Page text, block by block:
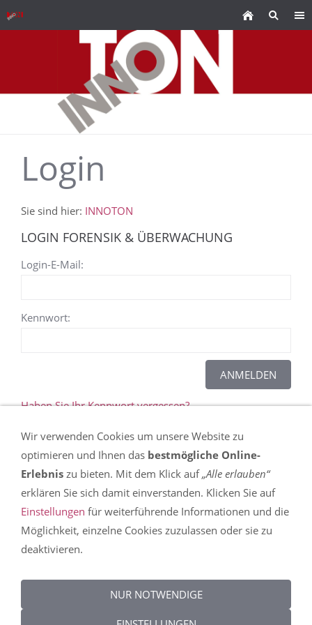
Login
Sie sind hier: INNOTON
LOGIN FORENSIK & ÜBERWACHUNG
Login-E-Mail:
Kennwort:
Haben Sie Ihr Kennwort vergessen?
da Sie der Speicherung der für die Darstellung
widersprochen haben. In
Nutzung von Cookies auf dieser Seite und können
Ihre Präferenzen detailliert anpassen.
DIESEN COOKIE ZULASSEN
Wir verwenden Cookies um unsere Website zu
optimieren und Ihnen das bestmögliche Online-
Erlebnis zu bieten. Mit dem Klick auf„Alle erlauben“
erklären Sie sich damit einverstanden. Klicken Sie auf
Einstellungen für weiterführende Informationen und die
Möglichkeit, einzelne Cookies zuzulassen oder sie zu
deaktivieren.
NUR NOTWENDIGE